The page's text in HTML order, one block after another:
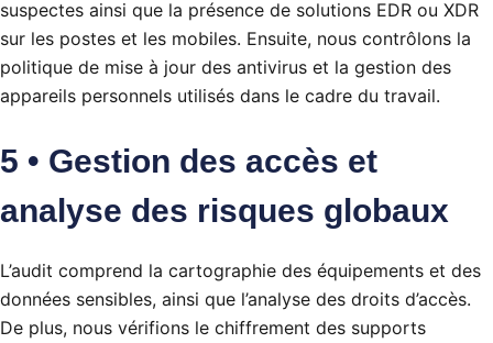
suspectes ainsi que la présence de solutions EDR ou XDR
sur les postes et les mobiles. Ensuite, nous contrôlons la
politique de mise à jour des antivirus et la gestion des
appareils personnels utilisés dans le cadre du travail.
5 • Gestion des accès et
analyse des risques globaux
L’audit comprend la cartographie des équipements et des
données sensibles, ainsi que l’analyse des droits d’accès.
De plus, nous vérifions le chiffrement des supports